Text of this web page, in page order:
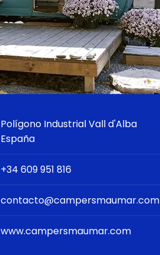
Polígono Industrial Vall d'Alba
España
+34 609 951 816
contacto@campersmaumar.com
www.campersmaumar.com